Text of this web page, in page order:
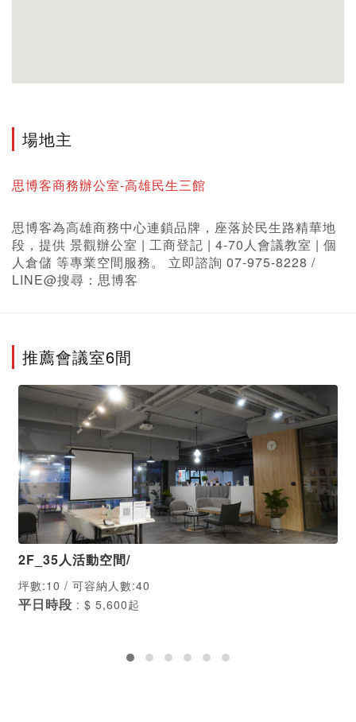
場地主
思博客商務辦公室-高雄民生三館
思博客為高雄商務中心連鎖品牌，座落於民生路精華地
段，提供 景觀辦公室 | 工商登記 | 4-70人會議教室 | 個
人倉儲 等專業空間服務。 立即諮詢 07-975-8228 /
LINE@搜尋：思博客
推薦會議室6間
2F_35人活動空間/
坪數:10 / 可容納人數:40
平日時段 : $ 5,600起